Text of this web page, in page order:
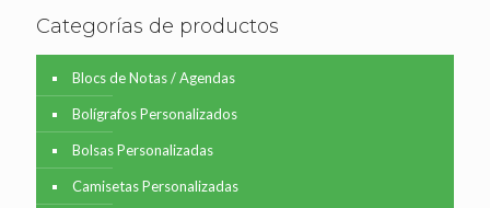
Categorías de productos
Blocs de Notas / Agendas
Bolígrafos Personalizados
Bolsas Personalizadas
Camisetas Personalizadas